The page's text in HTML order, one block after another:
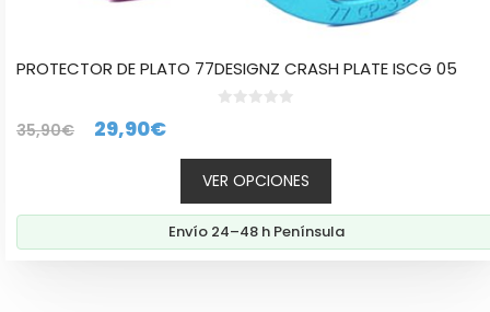
PROTECTOR DE PLATO 77DESIGNZ CRASH PLATE ISCG 05
5
35,90€
El
era:
35,90€.
29,90€El
precio
actual
es:
29,90€.
VER OPCIONES
Envío 24–48 h Península